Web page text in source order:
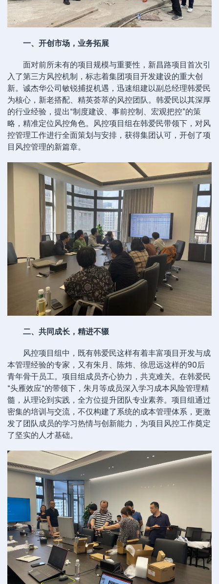
一、开创市场，业务拓展
面对前所未有的项目规模与重要性，新昌路项目首次引
入了第三方风控机制，标志着集团项目开发建设的重大创
新。诚杰华公司敏锐捕捉机遇，迅速组建以副总经理韩爱民
为核心，新老搭配、精英荟萃的风控团队。韩爱民以其深厚
的行业经验，提出“制度建设、事前控制、宏观把控”的策
略，精准定位风控角色。风控项目组在韩爱民带领下，对风
控管理工作进行全面策划与安排，获得集团认可，开创了项
目风控管理的新篇章。
二、共同成长，精进不辍
风控项目组中，既有韩爱民这样有着丰富项目开发与成
本管理经验的专家，又有朱月、陈炜、徐思远这样的90后
青年骨干员工。项目组成员齐心协力，共克难关。在韩爱民
“头雁效应“的带领下，朱月等成员深入学习成本风险管理精
髓，从理论到实践，全方位提升团队专业素养。项目组通过
密集的培训与交流，不仅构建了系统的成本管理体系，更激
发了团队成员的学习热情与创新能力，为项目风控工作奠定
了坚实的人才基础。